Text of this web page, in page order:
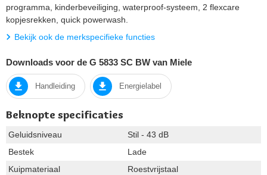
programma, kinderbeveiliging, waterproof-systeem, 2 flexcare
kopjesrekken, quick powerwash.
Bekijk ook de merkspecifieke functies
Downloads voor de G 5833 SC BW van Miele
Handleiding Energielabel
Beknopte specificaties
Geluidsniveau
Stil - 43 dB
Bestek
Lade
Kuipmateriaal
Roestvrijstaal